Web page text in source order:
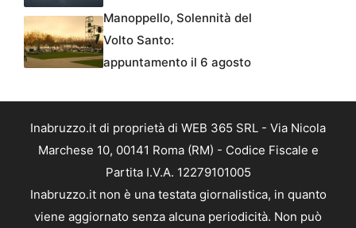
Manoppello, Solennità del
Volto Santo:
appuntamento il 6 agosto
Inabruzzo.it di proprietà di WEB 365 SRL - Via Nicola
Marchese 10, 00141 Roma (RM) - Codice Fiscale e
Partita I.V.A. 12279101005
Inabruzzo.it non è una testata giornalistica, in quanto
viene aggiornato senza alcuna periodicità. Non può